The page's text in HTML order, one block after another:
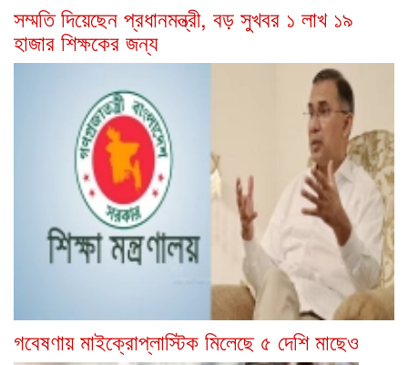
সম্মতি দিয়েছেন প্রধানমন্ত্রী, বড় সুখবর ১ লাখ ১৯
হাজার শিক্ষকের জন্য
গবেষণায় মাইক্রোপ্লাস্টিক মিলেছে ৫ দেশি মাছেও